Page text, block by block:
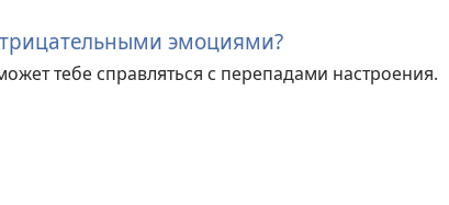
эмоциями?
тебе справляться с перепадами настроения.